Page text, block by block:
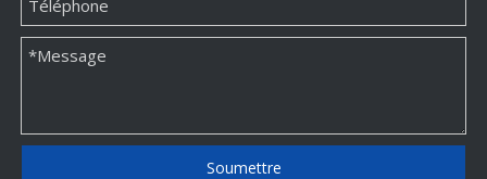
Soumettre